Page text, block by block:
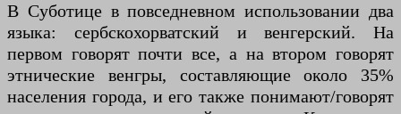
В Суботице в повседневном использовании два
языка: сербскохорватский и венгерский. На
первом говорят почти все, а на втором говорят
этнические венгры, составляющие около 35%
населения города, и его также понимают/говорят